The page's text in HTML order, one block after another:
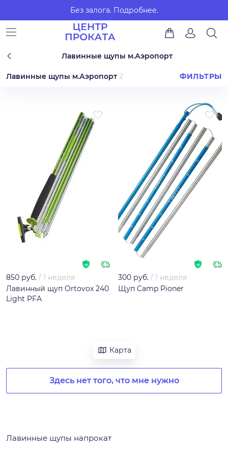
Без залога. Подробнее.
Лавинные щупы м.Аэропорт
Лавинные щупы м.Аэропорт 2 ФИЛЬТРЫ
850 руб. / 1 неделя
Лавинный щуп Ortovox 240
Light PFA
300 руб. / 1 неделя
Щуп Camp Pioner
Карта
Здесь нет того, что мне нужно
Лавинные щупы напрокат